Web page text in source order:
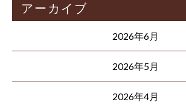
アーカイブ
2026年6月
2026年5月
2026年4月